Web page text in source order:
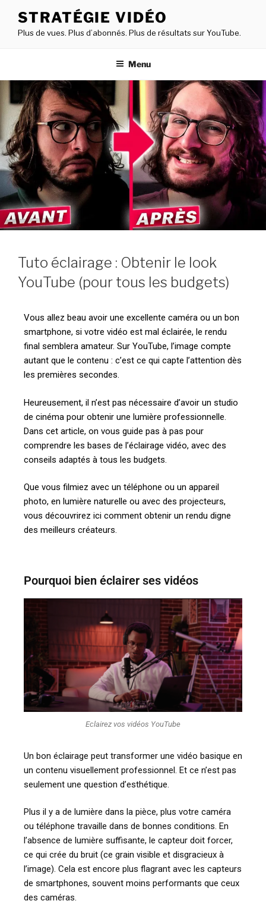
STRATÉGIE VIDÉO
Plus de vues. Plus d’abonnés. Plus de résultats sur YouTube.
Menu
Tuto éclairage : Obtenir le look
YouTube (pour tous les budgets)
Vous allez beau avoir une excellente caméra ou un bon
smartphone, si votre vidéo est mal éclairée, le rendu
final semblera amateur. Sur YouTube, l’image compte
autant que le contenu : c’est ce qui capte l’attention dès
les premières secondes.
Heureusement, il n’est pas nécessaire d’avoir un studio
de cinéma pour obtenir une lumière professionnelle.
Dans cet article, on vous guide pas à pas pour
comprendre les bases de l’éclairage vidéo, avec des
conseils adaptés à tous les budgets.
Que vous filmiez avec un téléphone ou un appareil
photo, en lumière naturelle ou avec des projecteurs,
vous découvrirez ici comment obtenir un rendu digne
des meilleurs créateurs.
Pourquoi bien éclairer ses vidéos
Eclairez vos vidéos YouTube
Un bon éclairage peut transformer une vidéo basique en
un contenu visuellement professionnel. Et ce n’est pas
seulement une question d’esthétique.
Plus il y a de lumière dans la pièce, plus votre caméra
ou téléphone travaille dans de bonnes conditions. En
l’absence de lumière suffisante, le capteur doit forcer,
ce qui crée du bruit (ce grain visible et disgracieux à
l’image). Cela est encore plus flagrant avec les capteurs
de smartphones, souvent moins performants que ceux
des caméras.